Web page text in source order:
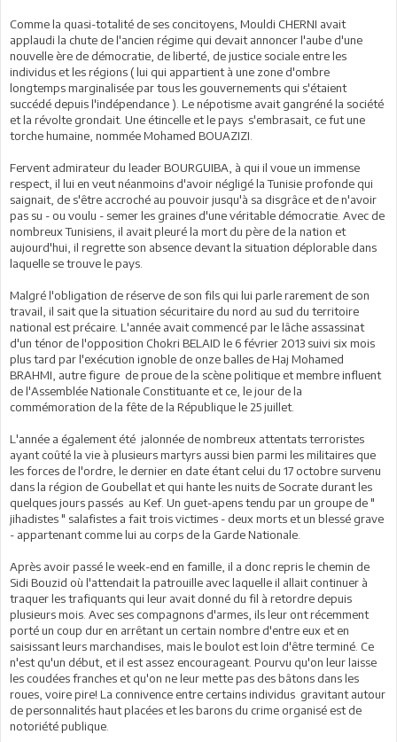
Comme la quasi-totalité de ses concitoyens, Mouldi CHERNI avait
applaudi la chute de l'ancien régime qui devait annoncer l'aube d'une
nouvelle ère de démocratie, de liberté, de justice sociale entre les
individus et les régions ( lui qui appartient à une zone d'ombre
longtemps marginalisée par tous les gouvernements qui s'étaient
succédé depuis l'indépendance ). Le népotisme avait gangréné la société
et la révolte grondait. Une étincelle et le pays s'embrasait, ce fut une
torche humaine, nommée Mohamed BOUAZIZI.
Fervent admirateur du leader BOURGUIBA, à qui il voue un immense
respect, il lui en veut néanmoins d'avoir négligé la Tunisie profonde qui
saignait, de s'être accroché au pouvoir jusqu'à sa disgrâce et de n'avoir
pas su - ou voulu - semer les graines d'une véritable démocratie. Avec de
nombreux Tunisiens, il avait pleuré la mort du père de la nation et
aujourd'hui, il regrette son absence devant la situation déplorable dans
laquelle se trouve le pays.
Malgré l'obligation de réserve de son fils qui lui parle rarement de son
travail, il sait que la situation sécuritaire du nord au sud du territoire
national est précaire. L'année avait commencé par le lâche assassinat
d'un ténor de l'opposition Chokri BELAID le 6 février 2013 suivi six mois
plus tard par l'exécution ignoble de onze balles de Haj Mohamed
BRAHMI, autre figure de proue de la scène politique et membre influent
de l'Assemblée Nationale Constituante et ce, le jour de la
commémoration de la fête de la République le 25 juillet.
L'année a également été jalonnée de nombreux attentats terroristes
ayant coûté la vie à plusieurs martyrs aussi bien parmi les militaires que
les forces de l'ordre, le dernier en date étant celui du 17 octobre survenu
dans la région de Goubellat et qui hante les nuits de Socrate durant les
quelques jours passés au Kef. Un guet-apens tendu par un groupe de "
jihadistes " salafistes a fait trois victimes - deux morts et un blessé grave
- appartenant comme lui au corps de la Garde Nationale.
Après avoir passé le week-end en famille, il a donc repris le chemin de
Sidi Bouzid où l'attendait la patrouille avec laquelle il allait continuer à
traquer les trafiquants qui leur avait donné du fil à retordre depuis
plusieurs mois. Avec ses compagnons d'armes, ils leur ont récemment
porté un coup dur en arrêtant un certain nombre d'entre eux et en
saisissant leurs marchandises, mais le boulot est loin d'être terminé. Ce
n'est qu'un début, et il est assez encourageant. Pourvu qu'on leur laisse
les coudées franches et qu'on ne leur mette pas des bâtons dans les
roues, voire pire! La connivence entre certains individus gravitant autour
de personnalités haut placées et les barons du crime organisé est de
notoriété publique.